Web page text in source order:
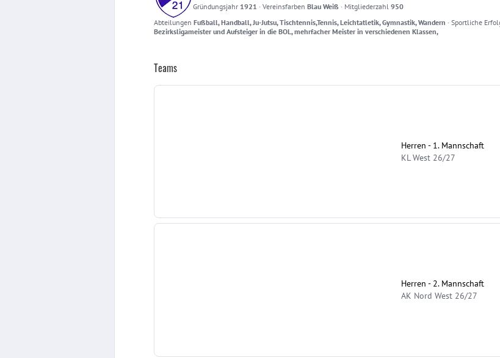
Gründungsjahr 1921 · Vereinsfarben Blau Weiß · Mitgliederzahl 950
Abteilungen Fußball, Handball, Ju-Jutsu, Tischtennis,Tennis, Leichtatletik, Gymnastik, Wandern · Sportliche
Bezirksligameister und Aufsteiger in die BOL, mehrfacher Meister in verschiedenen Klassen,
Teams
Herren - 1. Mannschaft
KL West 26/27
Herren - 2. Mannschaft
AK Nord West 26/27